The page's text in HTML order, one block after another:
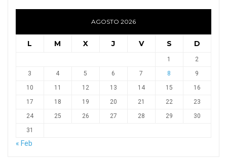
AGOSTO 2026
L M X J V S D
1
2
3
4 5 6 7 8
9
10
11 12 13 14 15
16
17
18 19 20 21 22
23
24
25 26 27 28 29
30
31
« Feb